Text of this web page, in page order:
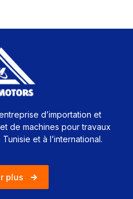
d’importation et
de machines pour travaux
et à l’international.
plus